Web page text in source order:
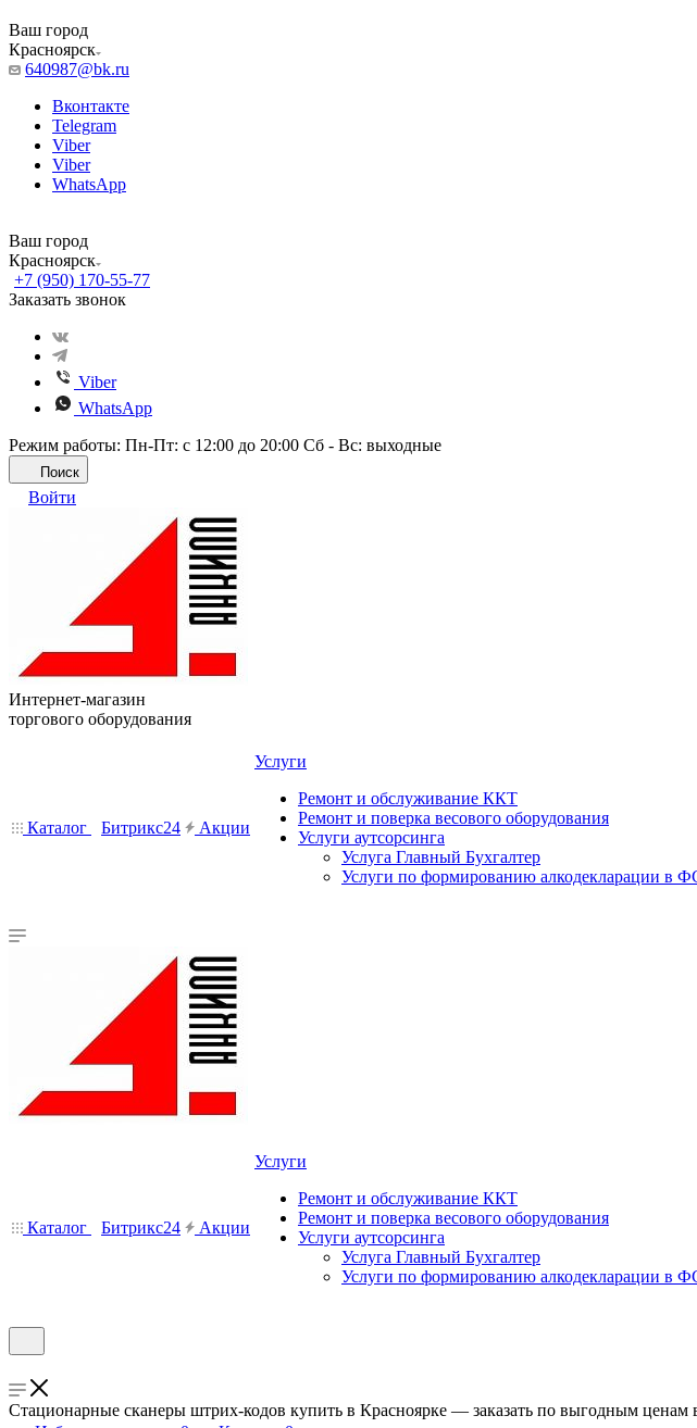
Ваш город
Красноярск
640987@bk.ru
Вконтакте
Telegram
Viber
Viber
WhatsApp
Ваш город
Красноярск
+7 (950) 170-55-77
Заказать звонок
Viber
WhatsApp
Режим работы: Пн-Пт: с 12:00 до 20:00 Сб - Вс: выходные
Поиск
Войти
Интернет-магазин
торгового оборудования
Каталог Битрикс24 Акции
Услуги
Ремонт и обслуживание ККТ
Ремонт и поверка весового оборудования
Услуги аутсорсинга
Услуга Главный Бухгалтер
Услуги по формированию алкодекларации в
Каталог Битрикс24 Акции
Услуги
Ремонт и обслуживание ККТ
Ремонт и поверка весового оборудования
Услуги аутсорсинга
Услуга Главный Бухгалтер
Услуги по формированию алкодекларации в
Стационарные сканеры штрих-кодов купить в Красноярке — заказать по выгодным ценам